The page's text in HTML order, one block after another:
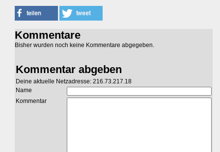
Kommentare
Bisher wurden noch keine Kommentare abgegeben.
Kommentar abgeben
Deine aktuelle Netzadresse: 216.73.217.18
Name
Kommentar